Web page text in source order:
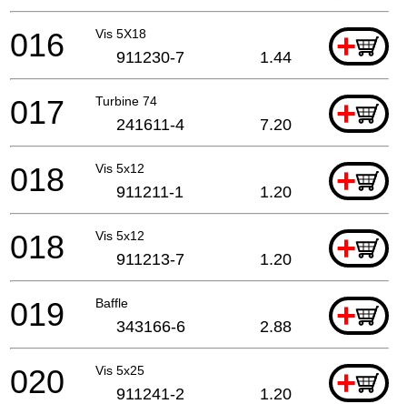
Vis 5X18 +
016 911230-7 1.44
Turbine 74 +
017 241611-4 7.20
Vis 5x12 +
018 911211-1 1.20
Vis 5x12 +
018 911213-7 1.20
Baffle +
019 343166-6 2.88
Vis 5x25 +
020 911241-2 1.20